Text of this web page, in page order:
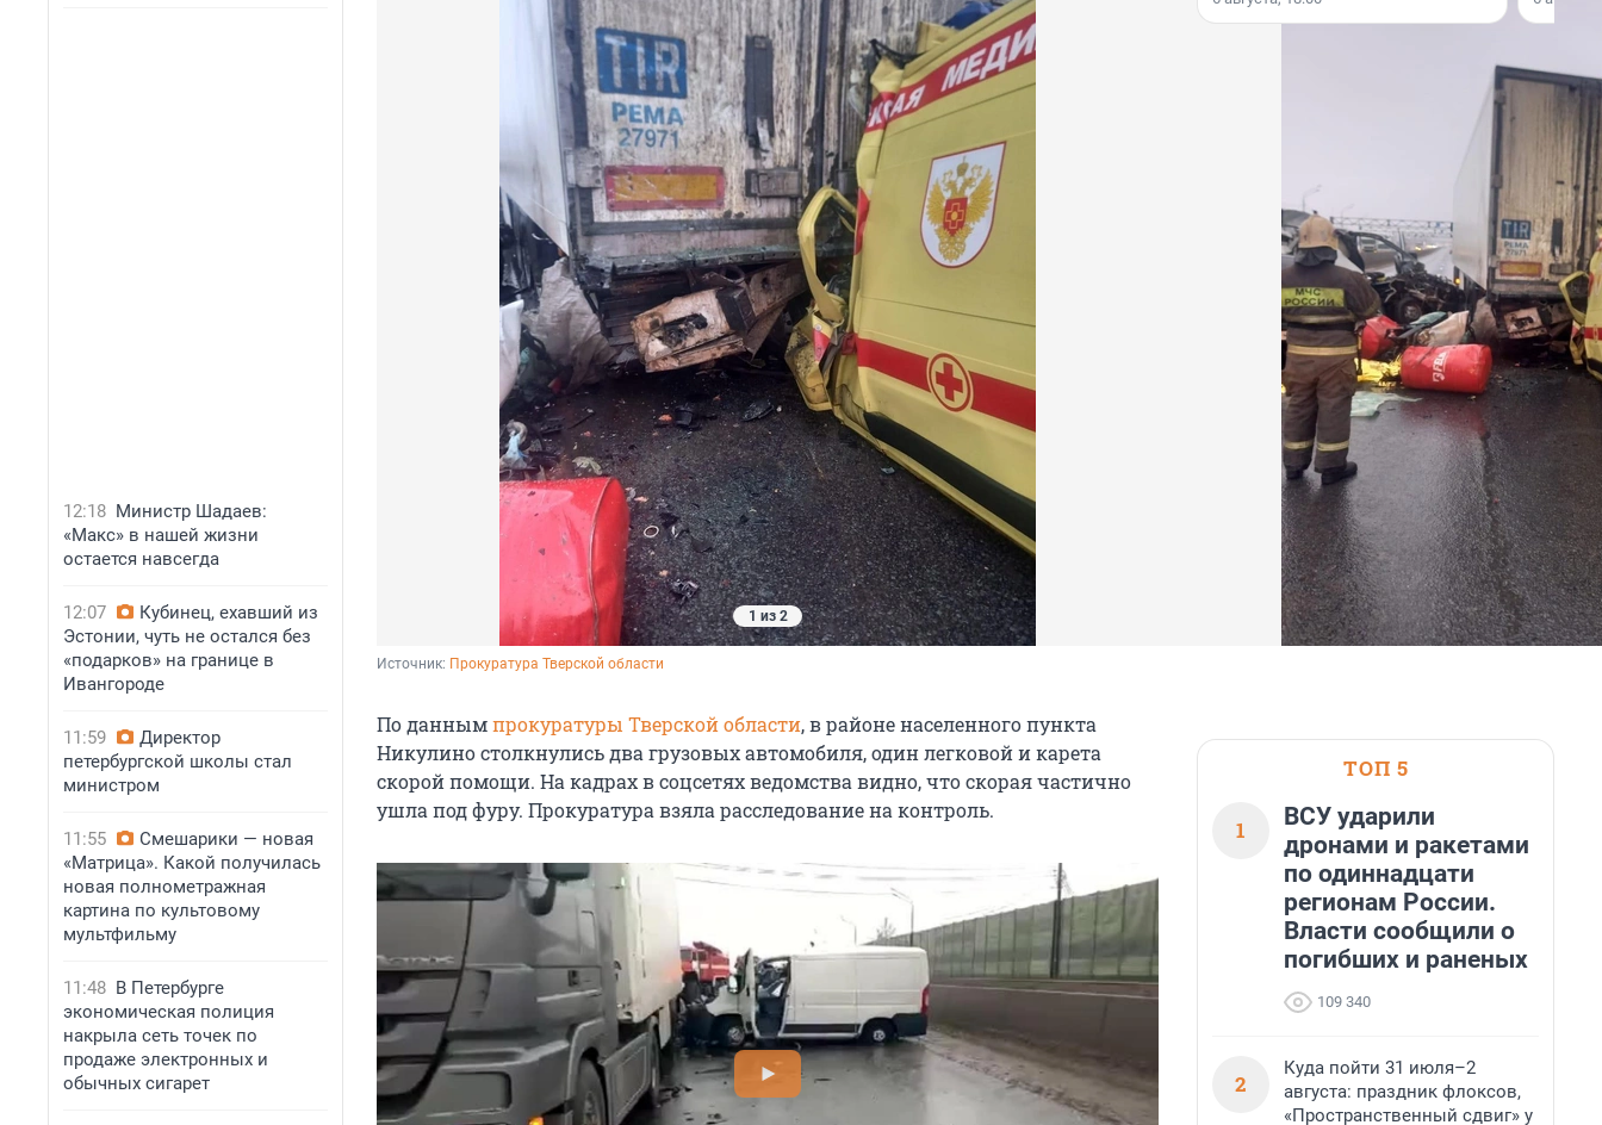
12:18 Министр Шадаев:
«Макс» в нашей жизни
остается навсегда
12:07
Кубинец, ехавший из
Эстонии, чуть не остался без
«подарков» на границе в
Ивангороде
11:59
Директор
петербургской школы стал
министром
11:55
Смешарики — новая
«Матрица». Какой получилась
новая полнометражная
картина по культовому
мультфильму
11:48 В Петербурге
экономическая полиция
накрыла сеть точек по
продаже электронных и
обычных сигарет
1 из 2
Источник: Прокуратура Тверской области
По даннымпрокуратуры Тверской области, в районе населенного пункта
Никулино столкнулись два грузовых автомобиля, один легковой и карета
скорой помощи. На кадрах в соцсетях ведомства видно, что скорая частично
ушла под фуру. Прокуратура взяла расследование на контроль.
ТОП 5
1
ВСУ ударили
дронами и ракетами
по одиннадцати
регионам России.
Власти сообщили о
погибших и раненых
109 340
2
Куда пойти 31 июля–2
августа: праздник флоксов,
«Пространственный сдвиг» у